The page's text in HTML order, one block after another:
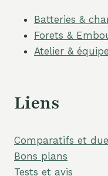
Batteries &
Forets &
Atelier &
Liens
Comparatifs et
Bons plans
Tests et avis